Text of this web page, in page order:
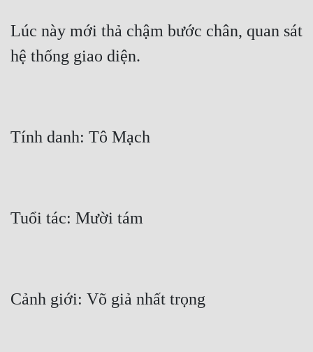
Lúc này mới thả chậm bước chân, quan sát
hệ thống giao diện.
Tính danh: Tô Mạch
Tuổi tác: Mười tám
Cảnh giới: Võ giả nhất trọng